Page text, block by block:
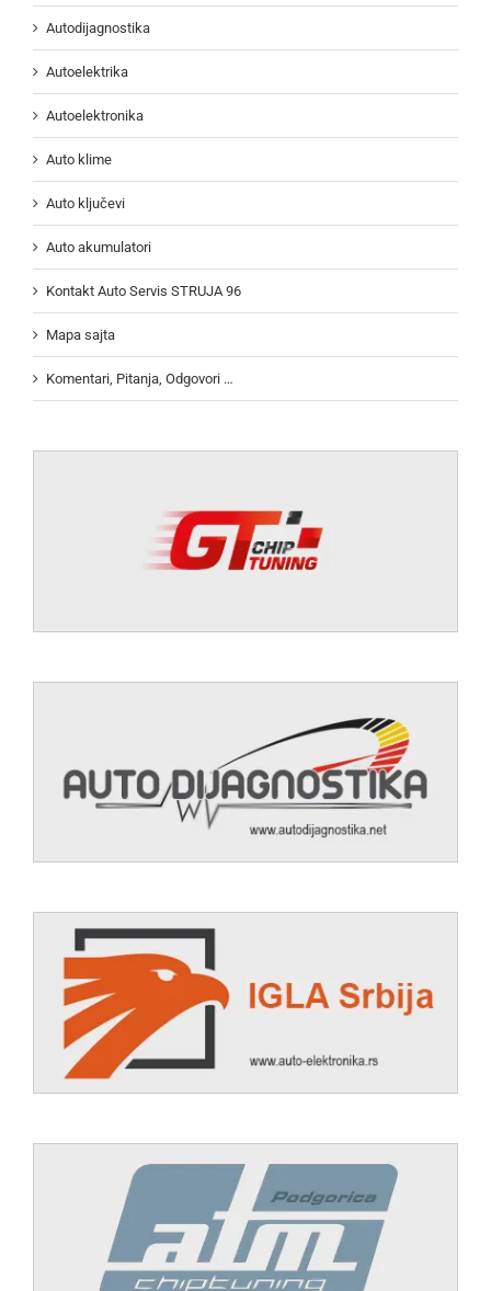
Autodijagnostika
Autoelektrika
Autoelektronika
Auto klime
Auto ključevi
Auto akumulatori
Kontakt Auto Servis STRUJA 96
Mapa sajta
Komentari, Pitanja, Odgovori …